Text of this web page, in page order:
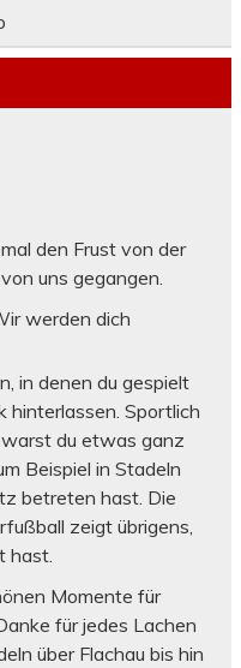
den Frust von der
uns gegangen.
werden dich
in denen du gespielt
hinterlassen. Sportlich
warst du etwas ganz
Beispiel in Stadeln
betreten hast. Die
zeigt übrigens,
hast.
Momente für
für jedes Lachen
über Flachau bis hin